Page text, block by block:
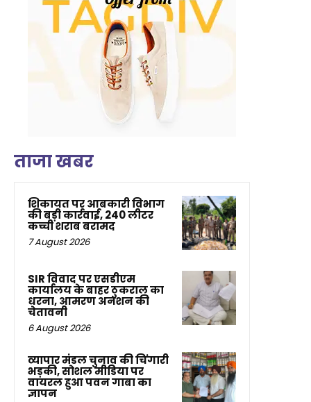
ताजा खबर
शिकायत पर आबकारी विभाग
की बड़ी कार्रवाई, 240 लीटर
कच्ची शराब बरामद
7 August 2026
SIR विवाद पर एसडीएम
कार्यालय के बाहर ठुकराल का
धरना, आमरण अनशन की
चेतावनी
6 August 2026
व्यापार मंडल चुनाव की चिंगारी
भड़की, सोशल मीडिया पर
वायरल हुआ पवन गाबा का
ज्ञापन